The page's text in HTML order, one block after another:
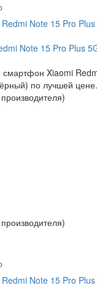
Note 15 Pro Plus
Xiaomi
по лучшей